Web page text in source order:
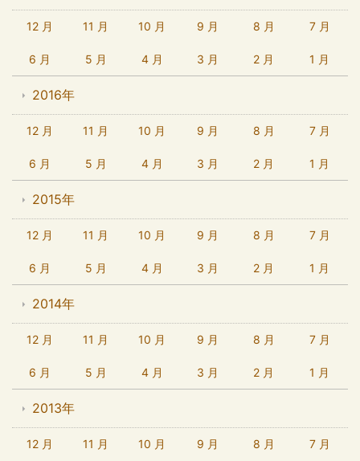
12 月 11 月 10 月 9 月 8 月 7 月
6 月 5 月 4 月 3 月 2 月 1 月
2016年
12 月 11 月 10 月 9 月 8 月 7 月
6 月 5 月 4 月 3 月 2 月 1 月
2015年
12 月 11 月 10 月 9 月 8 月 7 月
6 月 5 月 4 月 3 月 2 月 1 月
2014年
12 月 11 月 10 月 9 月 8 月 7 月
6 月 5 月 4 月 3 月 2 月 1 月
2013年
12 月 11 月 10 月 9 月 8 月 7 月